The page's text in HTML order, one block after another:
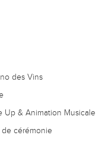
des Vins
Up & Animation Musicale
de cérémonie